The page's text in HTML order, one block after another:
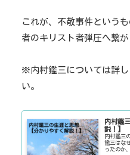
これが、不敬事件という
者のキリスト者弾圧へ繋が
※内村鑑三については詳
い。
内村鑑
説！】
内村鑑三
鑑三はな
ったのか